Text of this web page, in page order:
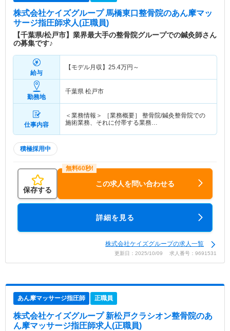
株式会社ケイズグループ 馬橋東口整骨院のあん摩マッ
サージ指圧師求人(正職員)
【千葉県/松戸市】業界最大手の整骨院グループでの鍼灸師さん
の募集です♪
給与
【モデル月収】 25.4万円～
勤務地
千葉県 松戸市
仕事内容
＜業務情報＞ ［業務概要］ 整骨院/鍼灸整骨院での
施術業務、それに付帯する業務…
積極採用中
保存する
この求人を問い合わせる
詳細を見る
株式会社ケイズグループの求人一覧
更新日：2025/10/09 求人番号：9691531
あん摩マッサージ指圧師 正職員
株式会社ケイズグループ 新松戸クラシオン整骨院のあ
ん摩マッサージ指圧師求人(正職員)